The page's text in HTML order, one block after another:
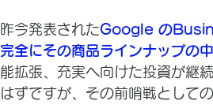
昨今発表されたGoogle の
完全にその商品ラインナップの
能拡張、充実へ向けた投資が継
はずですが、その前哨戦として